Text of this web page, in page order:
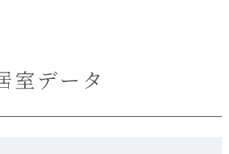
室データ